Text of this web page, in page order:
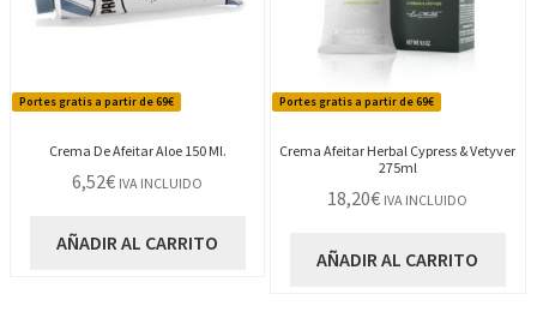
Portes gratis a partir de 69€
Crema De Afeitar Aloe 150 Ml.
6,52€ IVA INCLUIDO
AÑADIR AL CARRITO
Portes gratis a partir de 69€
Crema Afeitar Herbal Cypress & Vetyver
275ml
18,20€ IVA INCLUIDO
AÑADIR AL CARRITO